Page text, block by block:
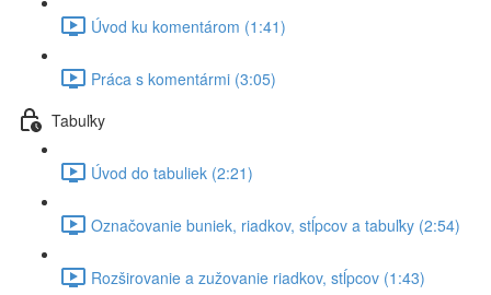
Úvod ku komentárom (1:41)
Práca s komentármi (3:05)
Tabuľky
Úvod do tabuliek (2:21)
Označovanie buniek, riadkov, stĺpcov a tabuľky (2:54)
Rozširovanie a zužovanie riadkov, stĺpcov (1:43)